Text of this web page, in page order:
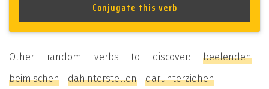
Other random verbs to discover: beelenden
beimischen
dahinterstellen
darunterziehen